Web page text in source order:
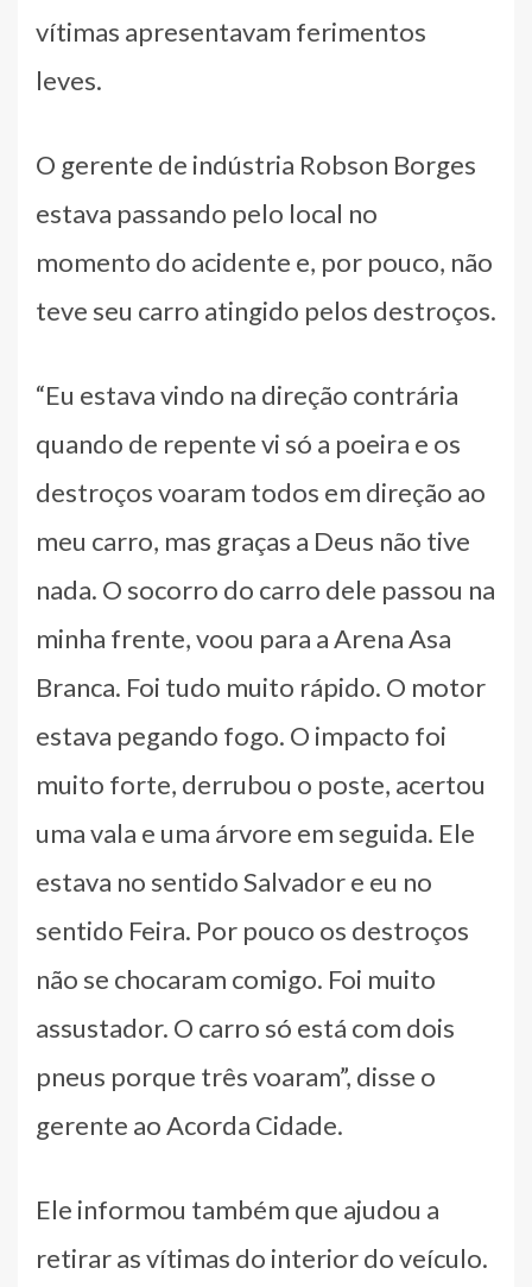
vítimas apresentavam ferimentos
leves.
O gerente de indústria Robson Borges
estava passando pelo local no
momento do acidente e, por pouco, não
teve seu carro atingido pelos destroços.
“Eu estava vindo na direção contrária
quando de repente vi só a poeira e os
destroços voaram todos em direção ao
meu carro, mas graças a Deus não tive
nada. O socorro do carro dele passou na
minha frente, voou para a Arena Asa
Branca. Foi tudo muito rápido. O motor
estava pegando fogo. O impacto foi
muito forte, derrubou o poste, acertou
uma vala e uma árvore em seguida. Ele
estava no sentido Salvador e eu no
sentido Feira. Por pouco os destroços
não se chocaram comigo. Foi muito
assustador. O carro só está com dois
pneus porque três voaram”, disse o
gerente ao Acorda Cidade.
Ele informou também que ajudou a
retirar as vítimas do interior do veículo.